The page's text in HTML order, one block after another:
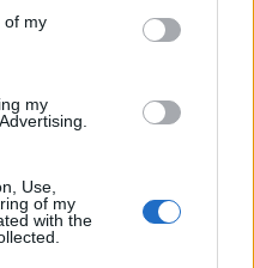
of my
my
Use,
of my
with the
του Δυτικού
50χρονος στη ΜΕΘ